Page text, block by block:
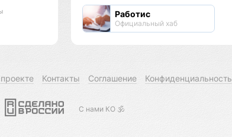
Работис
Официальный хаб
Контакты Соглашение Конфиденциальность
С нами КО 🕉️